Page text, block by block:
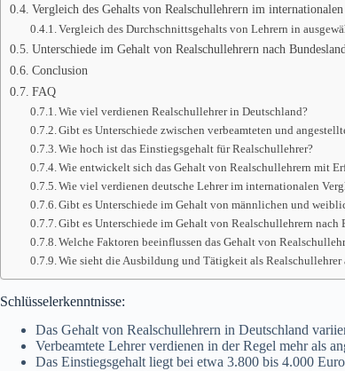
Vergleich des Gehalts von Realschullehrern im
Vergleich des Durchschnittsgehalts von Lehrern in
Unterschiede im Gehalt von Realschullehrern nach
Conclusion
FAQ
Wie viel verdienen Realschullehrer in Deutschland?
Gibt es Unterschiede zwischen verbeamteten und
Wie hoch ist das Einstiegsgehalt für Realschullehrer?
Wie entwickelt sich das Gehalt von Realschullehrern mit
Wie viel verdienen deutsche Lehrer im internationalen
Gibt es Unterschiede im Gehalt von männlichen und
Gibt es Unterschiede im Gehalt von Realschullehrern nach
Welche Faktoren beeinflussen das Gehalt von
Wie sieht die Ausbildung und Tätigkeit als Realschullehrer
Schlüsselerkenntnisse:
Das Gehalt von Realschullehrern in Deutschland
Verbeamtete Lehrer verdienen in der Regel mehr als
Das Einstiegsgehalt liegt bei etwa 3.800 bis 4.000